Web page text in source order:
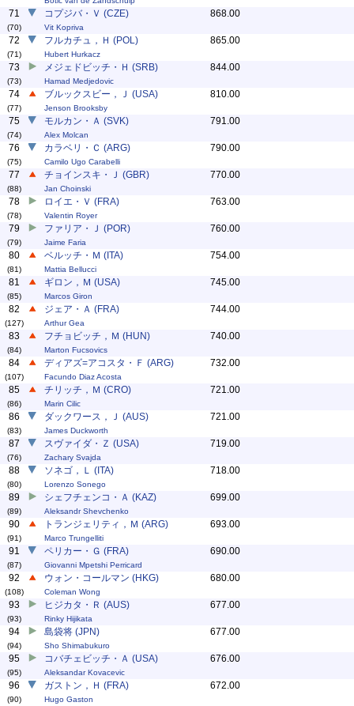
71
(70)
コプジバ・Ｖ (CZE)
Vit Kopriva
868.00
72
(71)
フルカチュ，Ｈ (POL)
Hubert Hurkacz
865.00
73
(73)
メジェドビッチ・Ｈ (SRB)
Hamad Medjedovic
844.00
74
(77)
ブルックスビー，Ｊ (USA)
Jenson Brooksby
810.00
75
(74)
モルカン・Ａ (SVK)
Alex Molcan
791.00
76
(75)
カラベリ・Ｃ (ARG)
Camilo Ugo Carabelli
790.00
77
(88)
チョインスキ・Ｊ (GBR)
Jan Choinski
770.00
78
(78)
ロイエ・Ｖ (FRA)
Valentin Royer
763.00
79
(79)
ファリア・Ｊ (POR)
Jaime Faria
760.00
80
(81)
ベルッチ・Ｍ (ITA)
Mattia Bellucci
754.00
81
(85)
ギロン，Ｍ (USA)
Marcos Giron
745.00
82
(127)
ジェア・Ａ (FRA)
Arthur Gea
744.00
83
(84)
フチョビッチ，Ｍ (HUN)
Marton Fucsovics
740.00
84
(107)
ディアズ=アコスタ・Ｆ (ARG)
Facundo Diaz Acosta
732.00
85
(86)
チリッチ，Ｍ (CRO)
Marin Cilic
721.00
86
(83)
ダックワース，Ｊ (AUS)
James Duckworth
721.00
87
(76)
スヴァイダ・Ｚ (USA)
Zachary Svajda
719.00
88
(80)
ソネゴ，Ｌ (ITA)
Lorenzo Sonego
718.00
89
(89)
シェフチェンコ・Ａ (KAZ)
Aleksandr Shevchenko
699.00
90
(91)
トランジェリティ，Ｍ (ARG)
Marco Trungelliti
693.00
91
(87)
ペリカー・Ｇ (FRA)
Giovanni Mpetshi Perricard
690.00
92
(108)
ウォン・コールマン (HKG)
Coleman Wong
680.00
93
(93)
ヒジカタ・Ｒ (AUS)
Rinky Hijikata
677.00
94
(94)
島袋将 (JPN)
Sho Shimabukuro
677.00
95
(95)
コバチェビッチ・Ａ (USA)
Aleksandar Kovacevic
676.00
96
(90)
ガストン，Ｈ (FRA)
Hugo Gaston
672.00